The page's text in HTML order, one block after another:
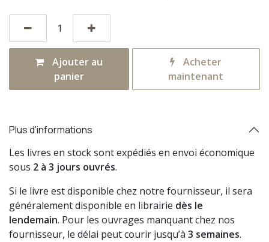
Ajouter au
panier
Acheter
maintenant
Plus d'informations
Les livres en stock sont expédiés en envoi économique
sous 2 à 3 jours ouvrés.
Si le livre est disponible chez notre fournisseur, il sera
généralement disponible en librairie dès le
lendemain. Pour les ouvrages manquant chez nos
fournisseur, le délai peut courir jusqu’à 3 semaines.